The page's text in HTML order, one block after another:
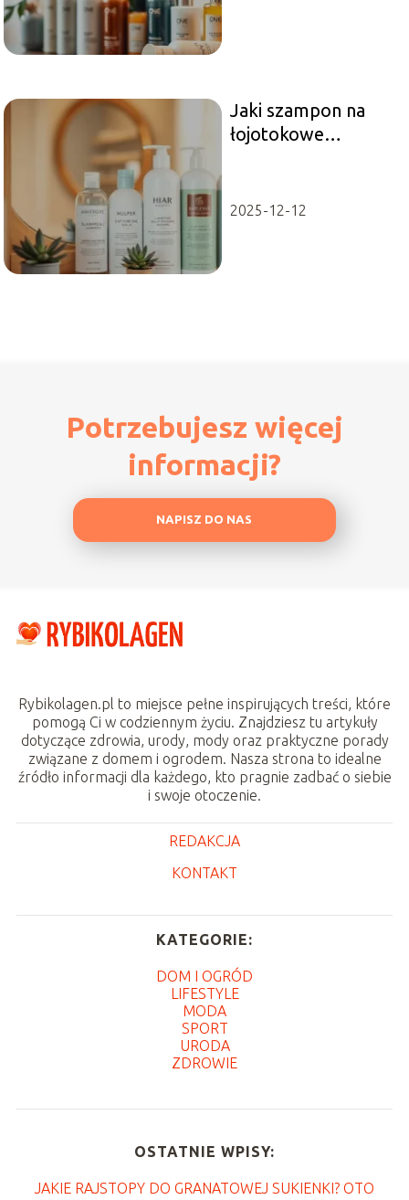
Jaki szampon na
łojotokowe
2025-12-12
Potrzebujesz więcej
informacji?
NAPISZ DO NAS
Rybikolagen.pl to miejsce pełne inspirujących treści, które
pomogą Ci w codziennym życiu. Znajdziesz tu artykuły
dotyczące zdrowia, urody, mody oraz praktyczne porady
związane z domem i ogrodem. Nasza strona to idealne
źródło informacji dla każdego, kto pragnie zadbać o siebie
i swoje otoczenie.
REDAKCJA
KONTAKT
KATEGORIE:
DOM I OGRÓD
LIFESTYLE
MODA
SPORT
URODA
ZDROWIE
OSTATNIE WPISY:
JAKIE RAJSTOPY DO GRANATOWEJ SUKIENKI? OTO